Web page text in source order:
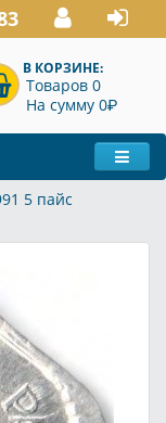
В КОРЗИНЕ:
Товаров 0
На сумму 0P
5 пайс